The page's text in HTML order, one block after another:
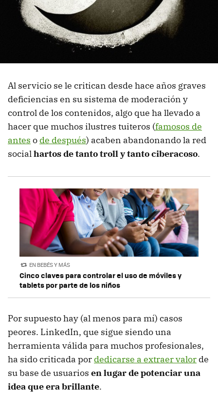
Al servicio se le critican desde hace años graves
deficiencias en su sistema de moderación y
control de los contenidos, algo que ha llevado a
hacer que muchos ilustres tuiteros (famosos de
antes o de después) acaben abandonando la red
socialhartos de tanto troll y tanto ciberacoso.
EN BEBÉS Y MÁS
Cinco claves para controlar el uso de móviles y
tablets por parte de los niños
Por supuesto hay (al menos para mí) casos
peores. LinkedIn, que sigue siendo una
herramienta válida para muchos profesionales,
ha sido criticada por dedicarse a extraer valor de
su base de usuarios en lugar de potenciar una
idea que era brillante.